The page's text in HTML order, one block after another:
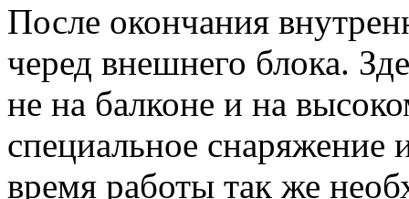
После окончания
черед внешнего блока.
не на балконе и на
специальное
время работы так же